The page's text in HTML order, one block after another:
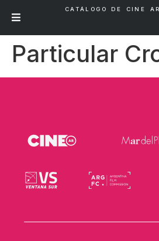
CATÁLOGO DE CINE
Particular